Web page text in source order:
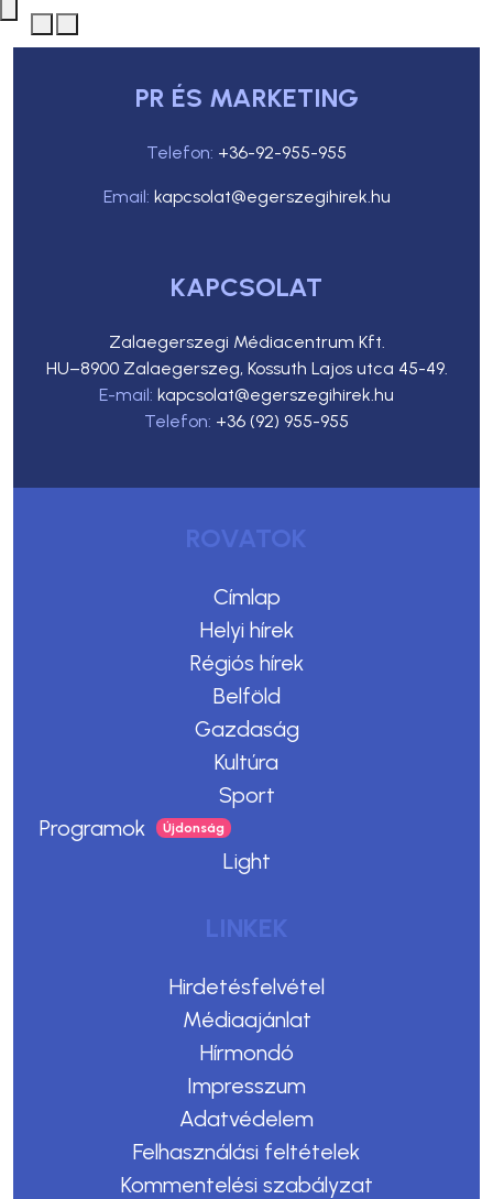
PR ÉS MARKETING
Telefon: +36-92-955-955
Email: kapcsolat@egerszegihirek.hu
KAPCSOLAT
Zalaegerszegi Médiacentrum Kft.
HU–8900 Zalaegerszeg, Kossuth Lajos utca 45-49.
E-mail: kapcsolat@egerszegihirek.hu
Telefon: +36 (92) 955-955
ROVATOK
Címlap
Helyi hírek
Régiós hírek
Belföld
Gazdaság
Kultúra
Sport
Programok
Light
LINKEK
Hirdetésfelvétel
Médiaajánlat
Hírmondó
Impresszum
Adatvédelem
Felhasználási feltételek
Kommentelési szabályzat